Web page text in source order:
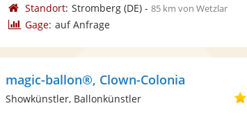
Standort: Stromberg(DE)- 85 km von Wetzlar
Gage: auf Anfrage
magic-ballon®, Clown-Colonia
Showkünstler, Ballonkünstler